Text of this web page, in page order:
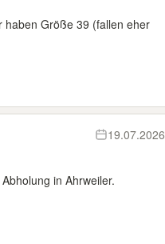
haben Größe 39 (fallen eher
19.07.2026
in Ahrweiler.